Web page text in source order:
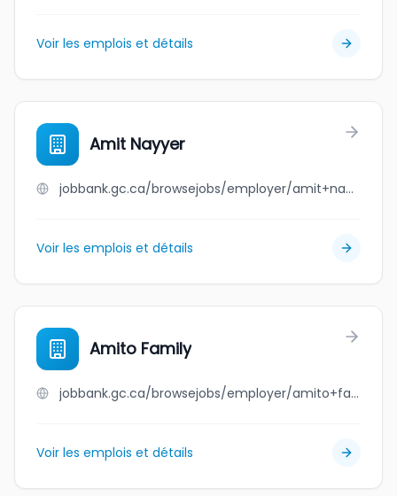
Voir les emplois et détails
Amit Nayyer
jobbank.gc.ca/browsejobs/employer/amit+nayyer/ca
Voir les emplois et détails
Amito Family
jobbank.gc.ca/browsejobs/employer/amito+family/ca
Voir les emplois et détails